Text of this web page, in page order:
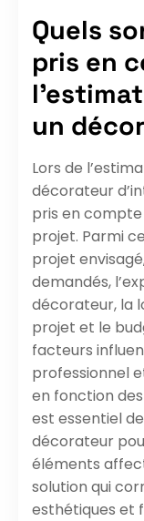
Quels
pris en
un
Lors de
décorateur
pris en
projet. Parmi
projet
demandés,
décorateur, la
projet et le
facteurs
professionnel
en fonction
est essentiel
décorateur
éléments
solution qui
esthétiques et